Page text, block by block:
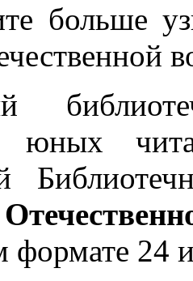
больше
юных
формате 24